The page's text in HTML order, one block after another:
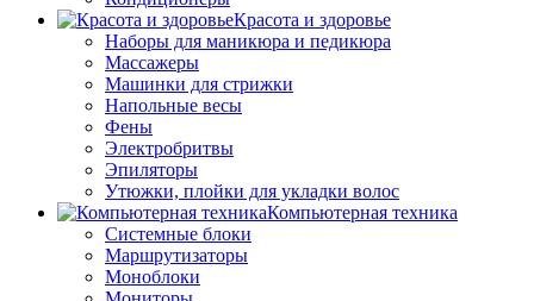
Красота и здоровье
Наборы для маникюра и педикюра
Массажеры
Машинки для стрижки
Напольные весы
Фены
Электробритвы
Эпиляторы
Утюжки, плойки для укладки волос
Компьютерная техника
Системные блоки
Маршрутизаторы
Моноблоки